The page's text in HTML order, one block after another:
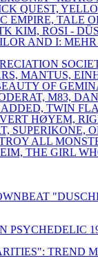
QUEST,
EMPIRE, TALE
KIM, ROSI -
AND I:
MANTUS,
OF
M83,
TWIN
HØYEM,
SUPERIKONE,
ALL
THE GIRL
PSYCHEDELIC
TREND